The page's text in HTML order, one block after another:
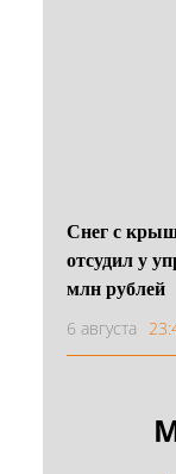
Снег с
отсудил у
млн рублей
6 августа